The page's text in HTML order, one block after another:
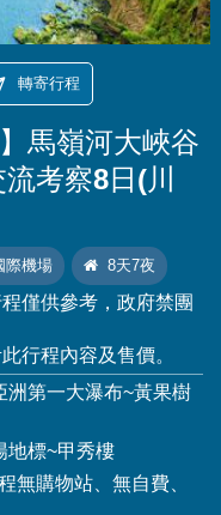
轉寄行程
馬嶺河大峽谷
考察8日(川
際機場 8天7夜
僅供參考，政府禁團
行程內容及售價。
洲第一大瀑布~黃果樹
地標~甲秀樓
無購物站、無自費、